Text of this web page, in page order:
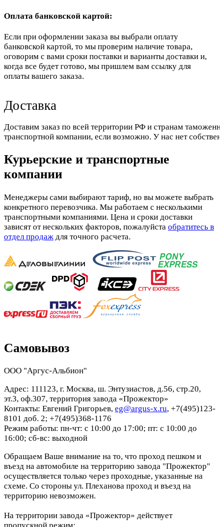
Оплата банковской картой:
Если при оформлении заказа вы выбрали оплату
банковской картой, то мы проверим наличие товара,
оговорим с вами сроки поставки и варианты доставки и,
когда все будет готово, мы пришлем вам ссылку для
оплаты вашего заказа.
Доставка
Доставим заказ по всей территории РФ и странам
транспортной компании, если возможно. У нас нет
Курьерские и транспортные
компании
Менеджеры сами выбирают тариф, но вы можете выбрать
конкретного перевозчика. Мы работаем с несколькими
транспортными компаниями. Цена и сроки доставки
зависят от нескольких факторов, пожалуйста обратитесь в
отдел продаж для точного расчета.
Самовывоз
ООО "Аргус-Альбион"
Адрес: 111123, г. Москва, ш. Энтузиастов, д.56, стр.20,
эт.3, оф.307, территория завода «Прожектор»
Контакты: Евгений Григорьев, eg@argus-x.ru, +7(495)123-
8101 доб. 2; +7(495)368-1176
Режим работы: пн-чт: с 10:00 до 17:00; пт: с 10:00 до
16:00; сб-вс: выходной
Обращаем Ваше внимание на то, что проход пешком и
въезд на автомобиле на территорию завода "Прожектор"
осуществляется только через проходные, указанные на
схеме. Со стороны ул. Плеханова проход и въезд на
территорию невозможен.
На территории завода «Прожектор» действует